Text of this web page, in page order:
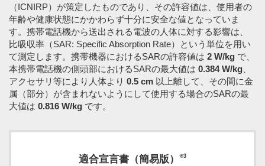
（ICNIRP）が策定したものであり、その許容値は、使用者の
年齢や健康状態にかかわらず十分に安全な値となっていま
す。携帯電話機から送出される電波の人体に対する影響は、
比吸収率（SAR: Specific Absorption Rate）という単位を用い
て測定します。携帯機器におけるSARの許容値は 2 W/kg で、
本携帯電話機の側頭部におけるSARの最大値は 0.384 W/kg
アクセサリ等により人体より 0.5 cm 以上離して、その間に金
属（部分）が含まれないようにして使用する場合のSARの最
大値は 0.816 W/kg です。
適合宣言書（簡易版） ※3